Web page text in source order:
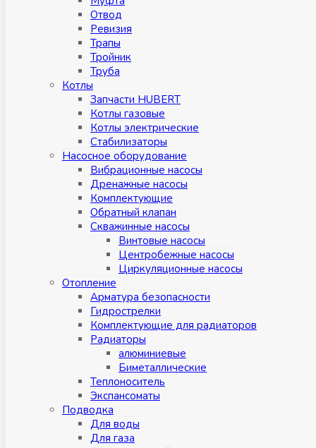
Отвод
Ревизия
Трапы
Тройник
Труба
Котлы
Запчасти HUBERT
Котлы газовые
Котлы электрические
Стабилизаторы
Насосное оборудование
Вибрационные насосы
Дренажные насосы
Комплектующие
Обратный клапан
Скважинные насосы
Винтовые насосы
Центробежные насосы
Циркуляционные насосы
Отопление
Арматура безопасности
Гидрострелки
Комплектующие для радиаторов
Радиаторы
алюминиевые
Биметаллические
Теплоноситель
Экспансоматы
Подводка
Для воды
Для газа